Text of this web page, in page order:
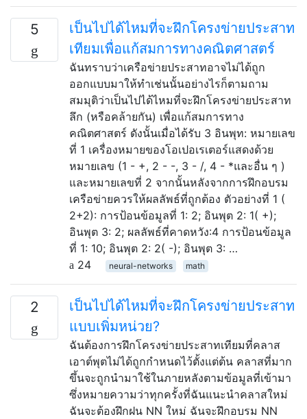
5
เป็นไปได้ไหมที่จะฝึกโครงข่ายประสาท
เทียมเพื่อแก้สมการทางคณิตศาสตร์
ฉันทราบว่าเครือข่ายประสาทอาจไม่ได้ถูก
ออกแบบมาให้ทำเช่นนั้นอย่างไรก็ตามถาม
สมมุติว่าเป็นไปได้ไหมที่จะฝึกโครงข่ายประสาท
ลึก (หรือคล้ายกัน) เพื่อแก้สมการทาง
คณิตศาสตร์ ดังนั้นเมื่อได้รับ 3 อินพุท: หมายเลข
ที่ 1 เครื่องหมายของโอเปอเรเตอร์แสดงด้วย
หมายเลข (1 - +, 2 - -, 3 - /, 4 - *และอื่น ๆ )
และหมายเลขที่ 2 จากนั้นหลังจากการฝึกอบรม
เครือข่ายควรให้ผลลัพธ์ที่ถูกต้อง ตัวอย่างที่ 1 (
2+2): การป้อนข้อมูลที่ 1: 2; อินพุต 2: 1( +);
อินพุต 3: 2; ผลลัพธ์ที่คาดหวัง:4 การป้อนข้อมูล
ที่ 1: 10; อินพุต 2: 2( -); อินพุต 3: …
24
neural-networks math
2
เป็นไปได้ไหมที่จะฝึกโครงข่ายประสาท
แบบเพิ่มหน่วย?
ฉันต้องการฝึกโครงข่ายประสาทเทียมที่คลาส
เอาต์พุตไม่ได้ถูกกำหนดไว้ตั้งแต่ต้น คลาสที่มาก
ขึ้นจะถูกนำมาใช้ในภายหลังตามข้อมูลที่เข้ามา
ซึ่งหมายความว่าทุกครั้งที่ฉันแนะนำคลาสใหม่
ฉันจะต้องฝึกฝน NN ใหม่ ฉันจะฝึกอบรม NN